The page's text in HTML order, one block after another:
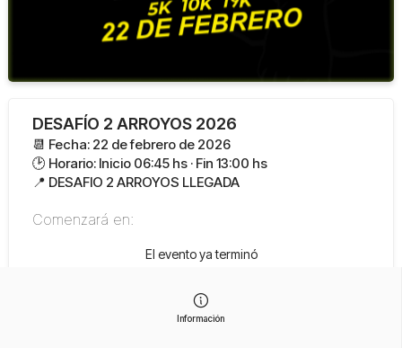
Información
DESAFÍO 2 ARROYOS 2026
📆 Fecha: 22 de febrero de 2026
🕑 Horario: Inicio 06:45 hs · Fin 13:00 hs
📍 DESAFIO 2 ARROYOS LLEGADA
Comenzará en:
El evento ya terminó